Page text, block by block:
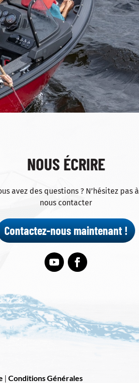
NOUS ÉCRIRE
avez des questions ? N’hésitez pas à
nous contacter
Contactez-nous maintenant !
| Conditions Générales